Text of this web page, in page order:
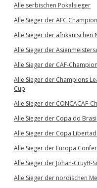
Alle serbischen Pokalsieger
Alle Sieger der AFC
Alle Sieger der afrikanischen
Alle Sieger der
Alle Sieger der CAF-
Alle Sieger der Champions
Cup
Alle Sieger der CONCACAF-
Alle Sieger der Copa do Brasil
Alle Sieger der Copa
Alle Sieger der Europa
Alle Sieger der Johan-Cruyff-
Alle Sieger der nordischen